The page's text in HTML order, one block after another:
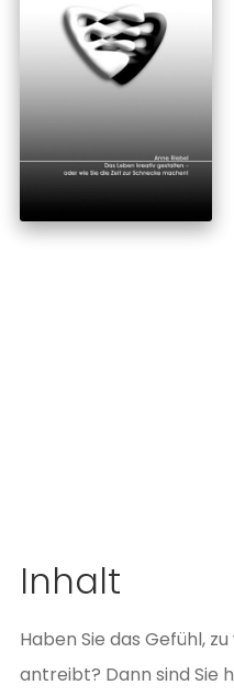
Inhalt
Haben Sie das Gefühl,
antreibt? Dann sind Sie